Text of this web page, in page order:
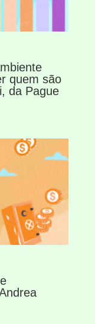
quem são
da Pague